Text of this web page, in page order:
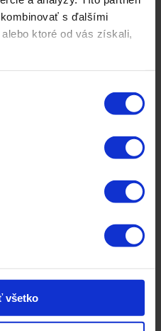
s ďalšími
ktoré od vás získali,
všetko
zameraný na
kde hlavnými
ktoré predávajú